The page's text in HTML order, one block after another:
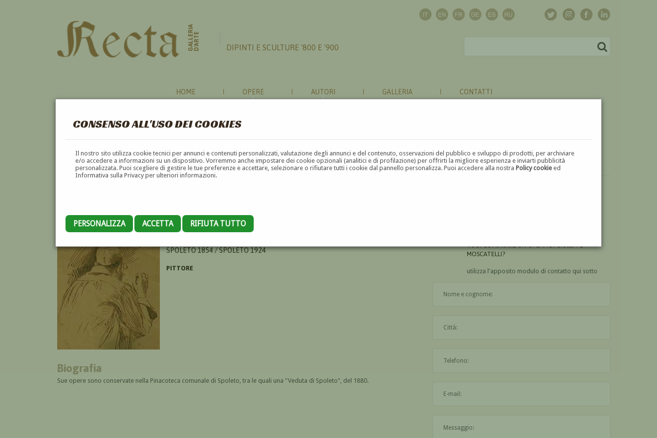
CONSENSO ALL'USO DEI COOKIES
Il nostro sito utilizza cookie tecnici per annunci e contenuti personalizzati, valutazione degli annunci e del contenuto, osservazioni del pubblico e sviluppo di prodotti, per archiviare
e/o accedere a informazioni su un dispositivo. Vorremmo anche impostare dei cookie opzionali (analitici e di profilazione) per offrirti la migliore esperienza e inviarti pubblicità
personalizzata. Puoi scegliere di gestire le tue preferenze e accettare, selezionare o rifiutare tutti i cookie dal pannello personalizza. Puoi accedere alla nostraPolicy cookie ed
Informativa sulla Privacy per ulteriori informazioni.
PERSONALIZZA ACCETTA RIFIUTA TUTTO
GALLERIAD'ARTE DIPINTI E SCULTURE '800 E '900
HOME OPERE AUTORI GALLERIA CONTATTI
GIUSEPPE MOSCATELLI
SPOLETO 1854 / SPOLETO 1924
PITTORE
Biografia
Sue opere sono conservate nella Pinacoteca comunale di Spoleto, tra le quali una "Veduta di Spoleto", del 1880.
VUOICOMPRAREUN'OPERA DI GIUSEPPE
MOSCATELLI?
utilizza l'apposito modulo di contatto qui sotto